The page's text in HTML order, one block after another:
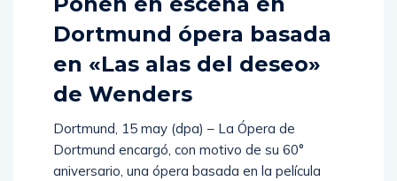
Dortmund ópera basada
en «Las alas del deseo»
de Wenders
Dortmund, 15 may (dpa) – La Ópera de
Dortmund encargó, con motivo de su 60°
aniversario, una ópera basada en la película